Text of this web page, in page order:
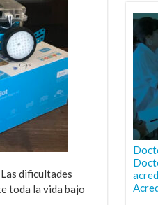
dificultades
toda la vida bajo